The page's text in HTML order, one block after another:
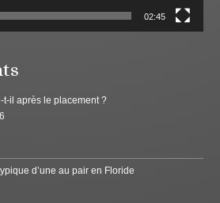
02:45
t-il après le placement ?
d’une au pair en Floride